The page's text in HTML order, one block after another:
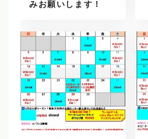
みお願いします！